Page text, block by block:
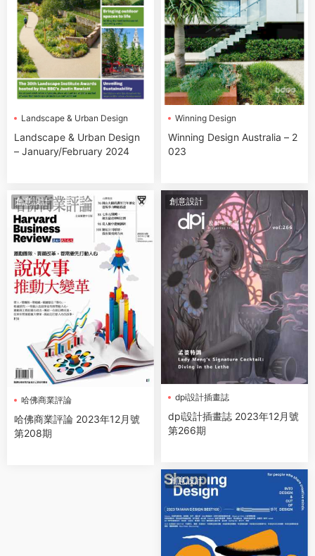
Landscape & Urban Design
Landscape & Urban Design
– January/February 2024
Winning Design
Winning Design Australia – 2
023
創意設計
哈佛商業評論
哈佛商業評論 2023年12月號
第208期
創意設計
dpi設計插畫誌
dpi設計插畫誌 2023年12月號
第266期
創意設計